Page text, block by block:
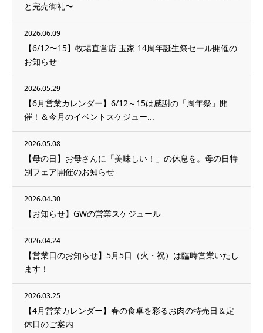
と完売御礼〜
2026.06.09
【6/12〜15】牧場直営店 玉家 14周年誕生祭セール開催の
お知らせ
2026.05.29
【6月営業カレンダー】6/12～15は感謝の「周年祭」開
催！＆今月のイベントスケジュー...
2026.05.08
【母の日】お母さんに「美味しい！」の休息を。母の日特
別フェア開催のお知らせ
2026.04.30
【お知らせ】GWの営業スケジュール
2026.04.24
【営業日のお知らせ】5月5日（火・祝）は臨時営業いたし
ます！
2026.03.25
【4月営業カレンダー】春の食卓を彩るお肉の特売日＆定
休日のご案内